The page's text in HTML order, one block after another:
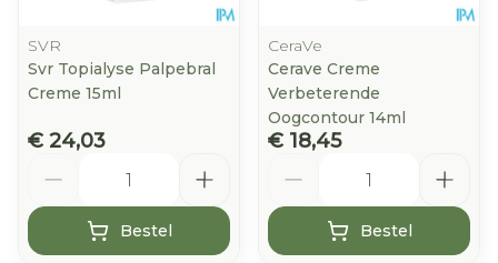
SVR
Svr Topialyse Palpebral
Creme 15ml
€ 24,03
Bestel
CeraVe
Cerave Creme
Verbeterende
Oogcontour 14ml
€ 18,45
Bestel